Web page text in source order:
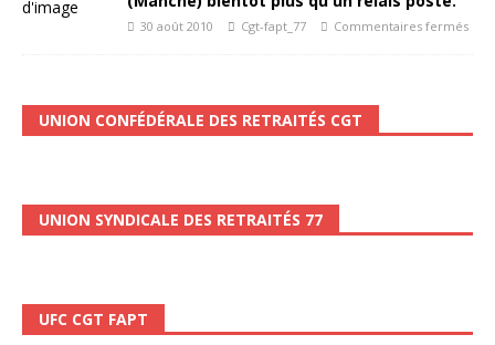
30 août 2010 Cgt-fapt_77 Commentaires fermés
UNION CONFÉDÉRALE DES RETRAITÉS CGT
UNION SYNDICALE DES RETRAITÉS 77
UFC CGT FAPT